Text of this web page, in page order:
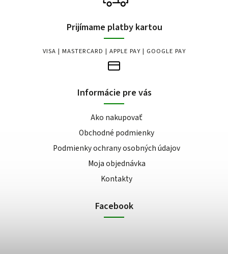
Prijímame platby kartou
VISA | MASTERCARD | APPLE PAY | GOOGLE PAY
Informácie pre vás
Ako nakupovať
Obchodné podmienky
Podmienky ochrany osobných údajov
Moja objednávka
Kontakty
Facebook